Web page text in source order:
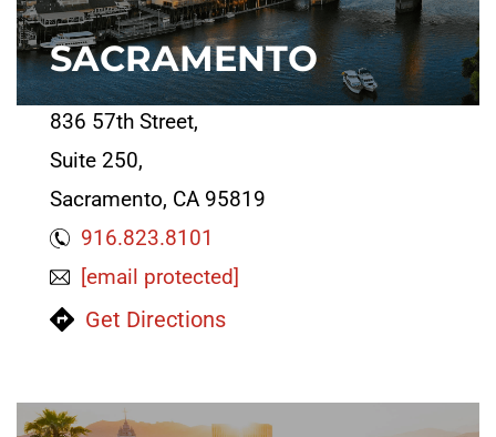
SACRAMENTO
836 57th Street,
Suite 250,
Sacramento, CA 95819
916.823.8101
[email protected]
Get Directions